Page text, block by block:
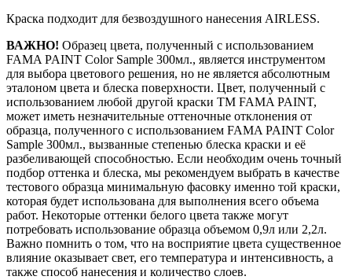
Краска подходит для безвоздушного нанесения AIRLESS.
ВАЖНО! Образец цвета, полученный с использованием
FAMA PAINT Color Sample 300мл., является инструментом
для выбора цветового решения, но не является абсолютным
эталоном цвета и блеска поверхности. Цвет, полученный с
использованием любой другой краски ТМ FAMA PAINT,
может иметь незначительные оттеночные отклонения от
образца, полученного с использованием FAMA PAINT Color
Sample 300мл., вызванные степенью блеска краски и её
разбеливающей способностью. Если необходим очень точный
подбор оттенка и блеска, мы рекомендуем выбрать в качестве
тестового образца минимальную фасовку именно той краски,
которая будет использована для выполнения всего объема
работ. Некоторые оттенки белого цвета также могут
потребовать использование образца объемом 0,9л или 2,2л.
Важно помнить о том, что на восприятие цвета существенное
влияние оказывает свет, его температура и интенсивность, а
также способ нанесения и количество слоев.